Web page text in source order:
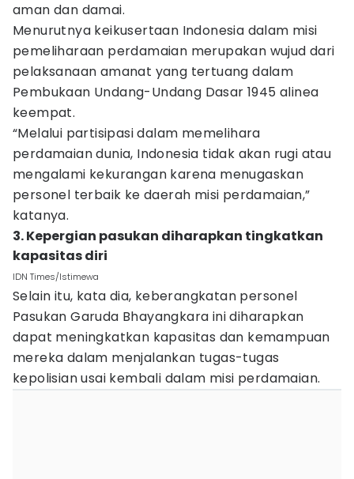
aman dan damai.
Menurutnya keikusertaan Indonesia dalam misi
pemeliharaan perdamaian merupakan wujud dari
pelaksanaan amanat yang tertuang dalam
Pembukaan Undang-Undang Dasar 1945 alinea
keempat.
“Melalui partisipasi dalam memelihara
perdamaian dunia, Indonesia tidak akan rugi atau
mengalami kekurangan karena menugaskan
personel terbaik ke daerah misi perdamaian,”
katanya.
3. Kepergian pasukan diharapkan tingkatkan
kapasitas diri
IDN Times/Istimewa
Selain itu, kata dia, keberangkatan personel
Pasukan Garuda Bhayangkara ini diharapkan
dapat meningkatkan kapasitas dan kemampuan
mereka dalam menjalankan tugas-tugas
kepolisian usai kembali dalam misi perdamaian.